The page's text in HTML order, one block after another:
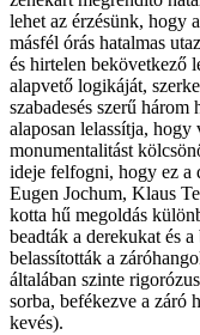
lehet az érzésünk, hogy
másfél órás hatalmas
és hirtelen bekövetkező
alapvető logikáját,
szabadesés szerű
alaposan lelassítja,
monumentalitást
ideje felfogni, hogy ez a
Eugen Jochum, Klaus
kotta hű megoldás
beadták a derekukat és
belassították a
általában szinte
sorba, befékezve a záró
kevés).